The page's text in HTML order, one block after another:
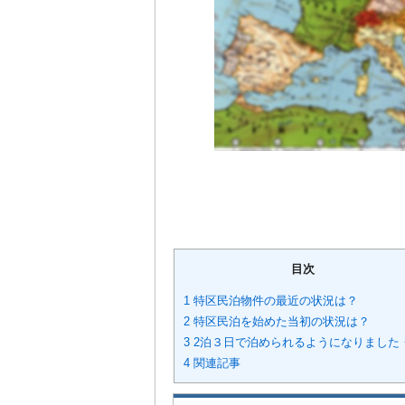
目次
1 特区民泊物件の最近の状況は？
2 特区民泊を始めた当初の状況は？
3 2泊３日で泊められるようになりました
4 関連記事